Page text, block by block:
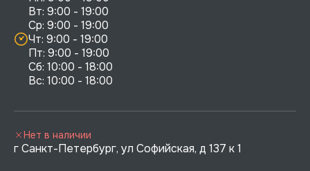
Вт: 9:00 - 19:00
Ср: 9:00 - 19:00
Чт: 9:00 - 19:00
Пт: 9:00 - 19:00
Сб: 10:00 - 18:00
г Санкт-Петербург, ул Софийская, д 137 к 1
Нет в наличии